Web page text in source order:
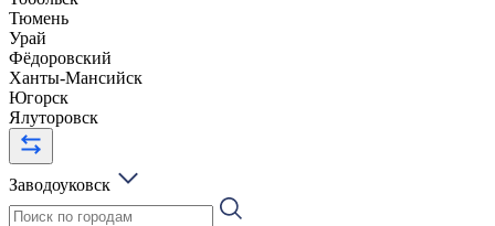
Тюмень
Урай
Фёдоровский
Ханты-Мансийск
Югорск
Ялуторовск
Заводоуковск